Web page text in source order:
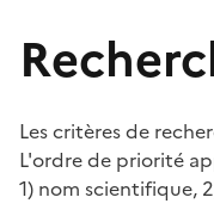
Les critères de
L'ordre de priorité
1) nom scientifique,